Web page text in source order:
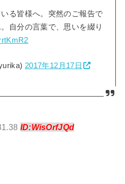
る皆様へ。突然のご報告で
自分の言葉で、思いを綴り
2017年12月17日
ID:WisOrfJQd